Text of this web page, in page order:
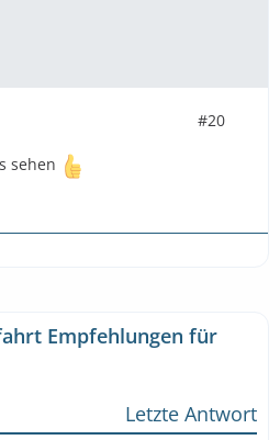
#20
sehen
Empfehlungen für
Letzte Antwort